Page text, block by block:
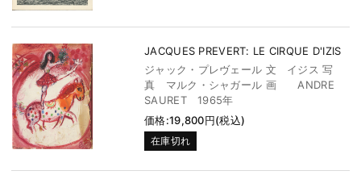
JACQUES PREVERT: LE CIRQUE D'IZIS
ジャック・プレヴェール 文 イジス 写
真 マルク・シャガール 画 ANDRE
SAURET 1965年
価格:19,800円(税込)
在庫切れ